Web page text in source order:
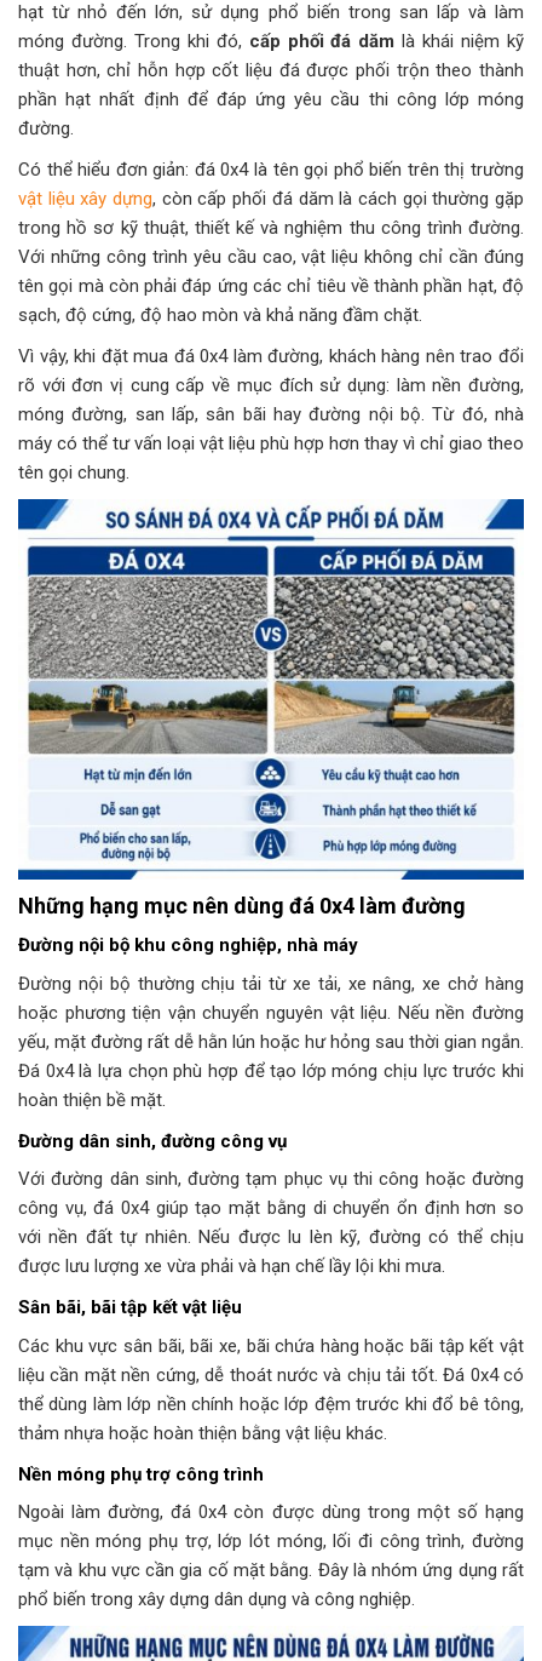
hạt từ nhỏ đến lớn, sử dụng phổ biến trong san lấp và làm
móng đường. Trong khi đó, cấp phối đá dăm là khái niệm kỹ
thuật hơn, chỉ hỗn hợp cốt liệu đá được phối trộn theo thành
phần hạt nhất định để đáp ứng yêu cầu thi công lớp móng
đường.
Có thể hiểu đơn giản: đá 0x4 là tên gọi phổ biến trên thị trường
vật liệu xây dựng, còn cấp phối đá dăm là cách gọi thường gặp
trong hồ sơ kỹ thuật, thiết kế và nghiệm thu công trình đường.
Với những công trình yêu cầu cao, vật liệu không chỉ cần đúng
tên gọi mà còn phải đáp ứng các chỉ tiêu về thành phần hạt, độ
sạch, độ cứng, độ hao mòn và khả năng đầm chặt.
Vì vậy, khi đặt mua đá 0x4 làm đường, khách hàng nên trao đổi
rõ với đơn vị cung cấp về mục đích sử dụng: làm nền đường,
móng đường, san lấp, sân bãi hay đường nội bộ. Từ đó, nhà
máy có thể tư vấn loại vật liệu phù hợp hơn thay vì chỉ giao theo
tên gọi chung.
Những hạng mục nên dùng đá 0x4 làm đường
Đường nội bộ khu công nghiệp, nhà máy
Đường nội bộ thường chịu tải từ xe tải, xe nâng, xe chở hàng
hoặc phương tiện vận chuyển nguyên vật liệu. Nếu nền đường
yếu, mặt đường rất dễ hằn lún hoặc hư hỏng sau thời gian ngắn.
Đá 0x4 là lựa chọn phù hợp để tạo lớp móng chịu lực trước khi
hoàn thiện bề mặt.
Đường dân sinh, đường công vụ
Với đường dân sinh, đường tạm phục vụ thi công hoặc đường
công vụ, đá 0x4 giúp tạo mặt bằng di chuyển ổn định hơn so
với nền đất tự nhiên. Nếu được lu lèn kỹ, đường có thể chịu
được lưu lượng xe vừa phải và hạn chế lầy lội khi mưa.
Sân bãi, bãi tập kết vật liệu
Các khu vực sân bãi, bãi xe, bãi chứa hàng hoặc bãi tập kết vật
liệu cần mặt nền cứng, dễ thoát nước và chịu tải tốt. Đá 0x4 có
thể dùng làm lớp nền chính hoặc lớp đệm trước khi đổ bê tông,
thảm nhựa hoặc hoàn thiện bằng vật liệu khác.
Nền móng phụ trợ công trình
Ngoài làm đường, đá 0x4 còn được dùng trong một số hạng
mục nền móng phụ trợ, lớp lót móng, lối đi công trình, đường
tạm và khu vực cần gia cố mặt bằng. Đây là nhóm ứng dụng rất
phổ biến trong xây dựng dân dụng và công nghiệp.